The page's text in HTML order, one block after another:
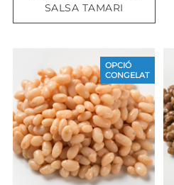
SALSA TAMARI
OPCIÓ
CONGELAT